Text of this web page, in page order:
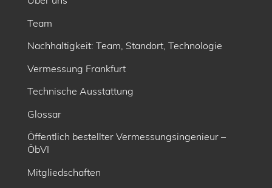
Team
Nachhaltigkeit: Team, Standort, Technologie
Vermessung Frankfurt
Technische Ausstattung
Glossar
Öffentlich bestellter Vermessungsingenieur –
ÖbVI
Mitgliedschaften